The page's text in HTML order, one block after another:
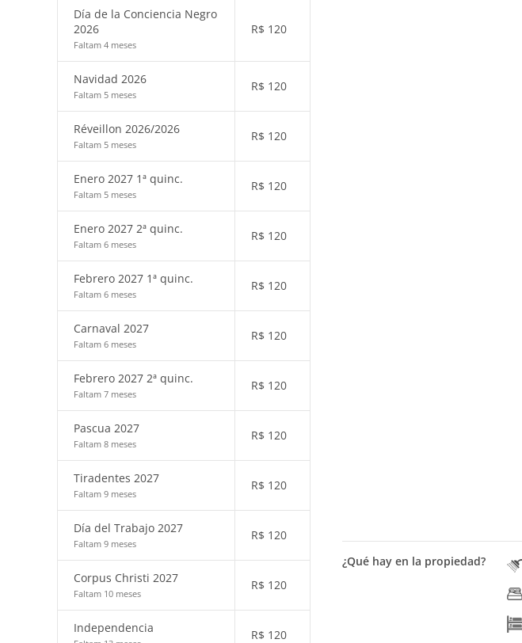
Día de la Conciencia Negro
2026
Faltam 4 meses
R$ 120
Navidad 2026
Faltam 5 meses
R$ 120
Réveillon 2026/2026
Faltam 5 meses
R$ 120
Enero 2027 1ª quinc.
Faltam 5 meses
R$ 120
Enero 2027 2ª quinc.
Faltam 6 meses
R$ 120
Febrero 2027 1ª quinc.
Faltam 6 meses
R$ 120
Carnaval 2027
Faltam 6 meses
R$ 120
Febrero 2027 2ª quinc.
Faltam 7 meses
R$ 120
Pascua 2027
Faltam 8 meses
R$ 120
Tiradentes 2027
Faltam 9 meses
R$ 120
Día del Trabajo 2027
Faltam 9 meses
R$ 120
Corpus Christi 2027
Faltam 10 meses
R$ 120
Independencia R$ 120
¿Qué hay en la propiedad?